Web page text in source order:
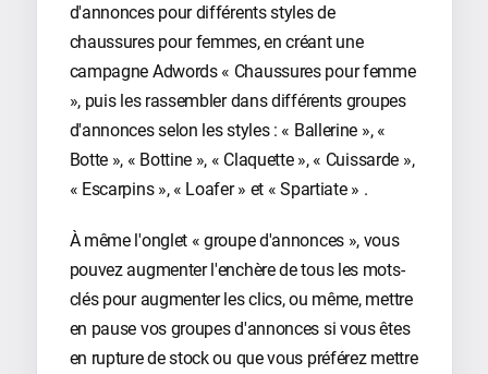
d'annonces pour différents styles de
chaussures pour femmes, en créant une
campagne Adwords « Chaussures pour femme
», puis les rassembler dans différents groupes
d'annonces selon les styles : « Ballerine », «
Botte », « Bottine », « Claquette », « Cuissarde »,
« Escarpins », « Loafer » et « Spartiate » .
À même l'onglet « groupe d'annonces », vous
pouvez augmenter l'enchère de tous les mots-
clés pour augmenter les clics, ou même, mettre
en pause vos groupes d'annonces si vous êtes
en rupture de stock ou que vous préférez mettre